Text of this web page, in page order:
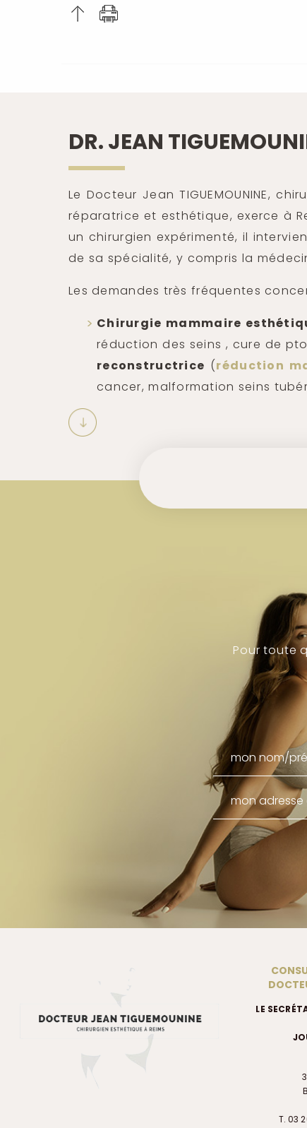
DR. JEAN
Le Docteur Jean TIGUEMOUNINE,
réparatrice et esthétique, exerce à
un chirurgien expérimenté, il
de sa spécialité, y compris la
Les demandes très fréquentes
Chirurgie mammaire
réduction des seins , cure de
reconstructrice (réduction
cancer, malformation seins
Pour toute
LE
T. 03